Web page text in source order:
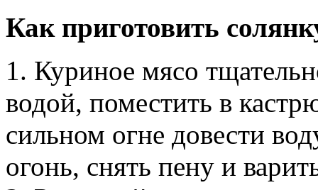
Как приготовить
1. Куриное мясо
водой, поместить в
сильном огне довести
огонь, снять пену и